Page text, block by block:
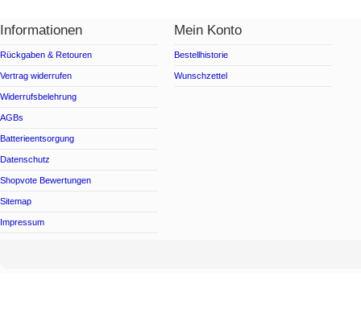
Informationen
Rückgaben & Retouren
Vertrag widerrufen
Widerrufsbelehrung
AGBs
Batterieentsorgung
Datenschutz
Shopvote Bewertungen
Sitemap
Impressum
Mein Konto
Bestellhistorie
Wunschzettel